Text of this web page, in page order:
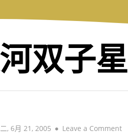
双子星
, 6月 21, 2005 Leave a Commenton